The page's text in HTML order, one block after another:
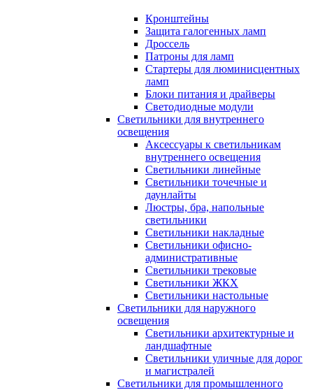
Кронштейны
Защита галогенных ламп
Дроссель
Патроны для ламп
Стартеры для люминисцентных
ламп
Блоки питания и драйверы
Светодиодные модули
Светильники для внутреннего
освещения
Аксессуары к светильникам
внутреннего освещения
Светильники линейные
Светильники точечные и
даунлайты
Люстры, бра, напольные
светильники
Светильники накладные
Светильники офисно-
административные
Светильники трековые
Светильники ЖКХ
Светильники настольные
Светильники для наружного
освещения
Светильники архитектурные и
ландшафтные
Светильники уличные для дорог
и магистралей
Светильники для промышленного